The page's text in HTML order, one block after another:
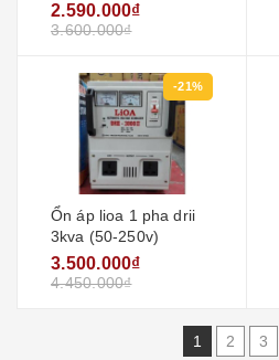
2.590.000₫
3.600.000₫
-21%
Ổn áp lioa 1 pha drii
3kva (50-250v)
3.500.000₫
4.450.000₫
1 2 3